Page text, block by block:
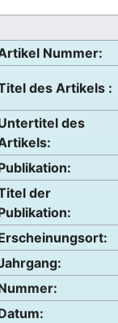
Nummer:
des Artikels :
des
der